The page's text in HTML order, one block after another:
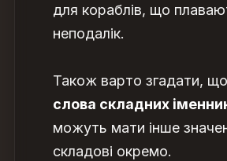
для кораблів, що
неподалік.
Також варто згадати, що
слова складних
можуть мати інше
складові окремо.